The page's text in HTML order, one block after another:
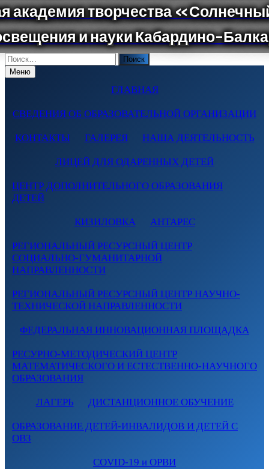
Поиск
по:Меню
ГЛАВНАЯ
СВЕДЕНИЯ ОБ ОБРАЗОВАТЕЛЬНОЙ ОРГАНИЗАЦИИ
КОНТАКТЫ ГАЛЕРЕЯ НАША ДЕЯТЕЛЬНОСТЬ
ЛИЦЕЙ ДЛЯ ОДАРЕННЫХ ДЕТЕЙ
ЦЕНТР ДОПОЛНИТЕЛЬНОГО ОБРАЗОВАНИЯ
ДЕТЕЙ
КИЗИЛОВКА АНТАРЕС
РЕГИОНАЛЬНЫЙ РЕСУРСНЫЙ ЦЕНТР
СОЦИАЛЬНО-ГУМАНИТАРНОЙ
НАПРАВЛЕННОСТИ
РЕГИОНАЛЬНЫЙ РЕСУРСНЫЙ ЦЕНТР НАУЧНО-
ТЕХНИЧЕСКОЙ НАПРАВЛЕННОСТИ
ФЕДЕРАЛЬНАЯ ИННОВАЦИОННАЯ ПЛОЩАДКА
РЕСУРНО-МЕТОДИЧЕСКИЙ ЦЕНТР
МАТЕМАТИЧЕСКОГО И ЕСТЕСТВЕННО-НАУЧНОГО
ОБРАЗОВАНИЯ
ЛАГЕРЬ ДИСТАНЦИОННОЕ ОБУЧЕНИЕ
ОБРАЗОВАНИЕ ДЕТЕЙ-ИНВАЛИДОВ И ДЕТЕЙ С
ОВЗ
COVID-19 и ОРВИ